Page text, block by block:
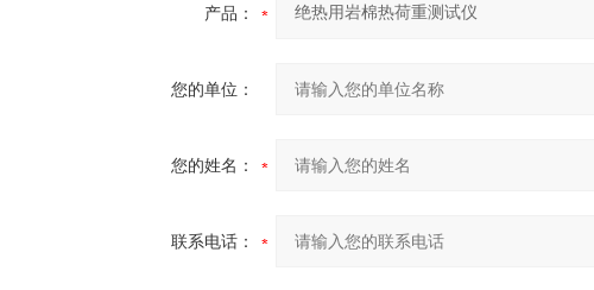
产品：
您的单位：
您的姓名：
联系电话：